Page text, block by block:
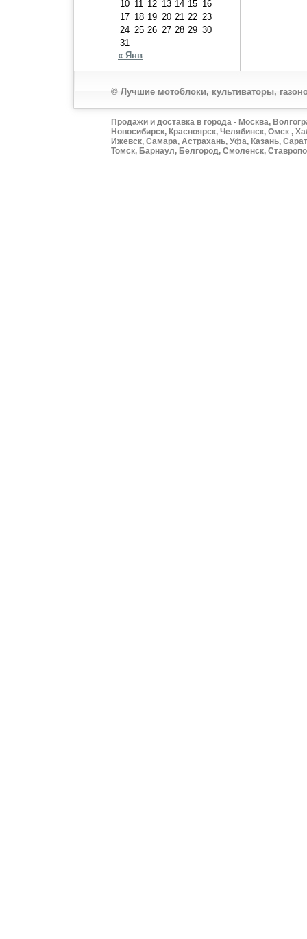
10 11 12 13 14 15 16
17 18 19 20 21 22 23
24 25 26 27 28 29 30
31
« Янв
© Лучшие мотоблоки, культиваторы,
Продажи и доставка в города - Москва,
Новосибирск, Красноярск, Челябинск, Омск ,
Ижевск, Самара, Астрахань, Уфа, Казань,
Томск, Барнаул, Белгород, Смоленск,